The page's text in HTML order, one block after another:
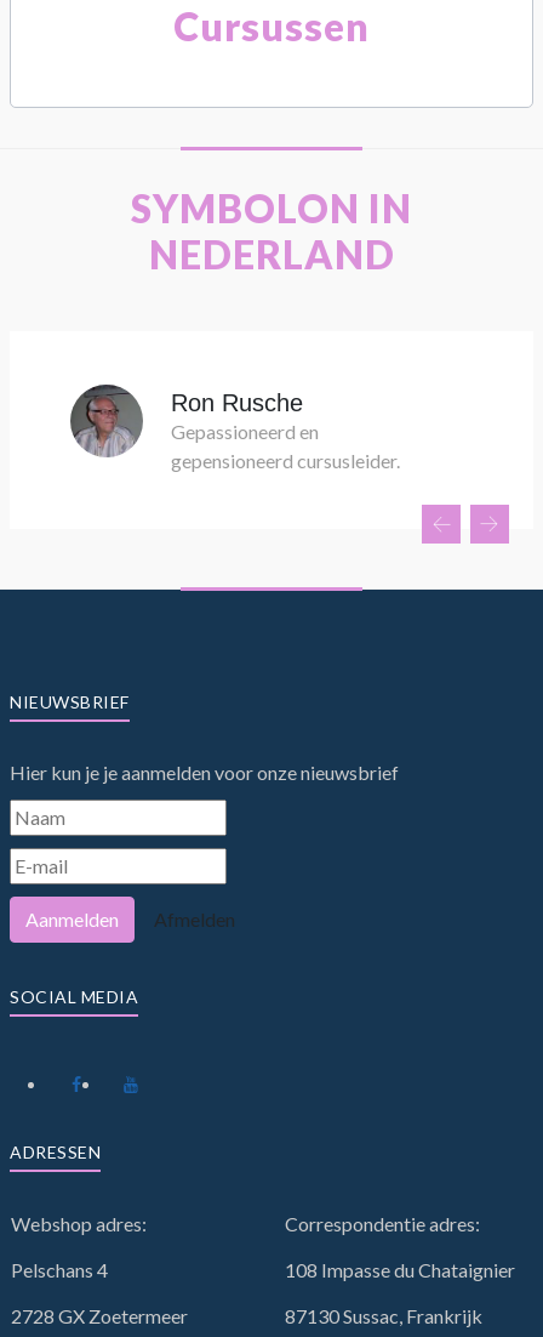
Cursussen
SYMBOLON IN
NEDERLAND
Ron Rusche
Gepassioneerd en
gepensioneerd cursusleider.
NIEUWSBRIEF
Hier kun je je aanmelden voor onze nieuwsbrief
Aanmelden Afmelden
SOCIAL MEDIA
ADRESSEN
Webshop adres:
Correspondentie adres:
Pelschans 4
108 Impasse du Chataignier
2728 GX Zoetermeer
87130 Sussac, Frankrijk